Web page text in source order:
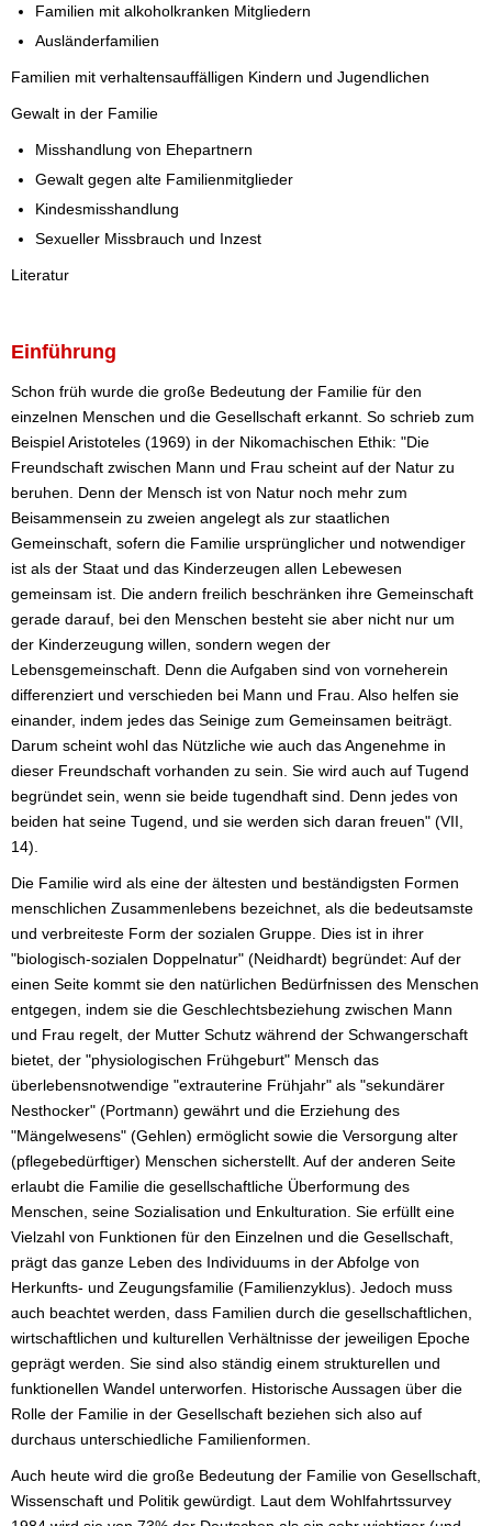
Familien mit alkoholkranken Mitgliedern
Ausländerfamilien
Familien mit verhaltensauffälligen Kindern und Jugendlichen
Gewalt in der Familie
Misshandlung von Ehepartnern
Gewalt gegen alte Familienmitglieder
Kindesmisshandlung
Sexueller Missbrauch und Inzest
Literatur
Einführung
Schon früh wurde die große Bedeutung der Familie für den
einzelnen Menschen und die Gesellschaft erkannt. So schrieb zum
Beispiel Aristoteles (1969) in der Nikomachischen Ethik: "Die
Freundschaft zwischen Mann und Frau scheint auf der Natur zu
beruhen. Denn der Mensch ist von Natur noch mehr zum
Beisammensein zu zweien angelegt als zur staatlichen
Gemeinschaft, sofern die Familie ursprünglicher und notwendiger
ist als der Staat und das Kinderzeugen allen Lebewesen
gemeinsam ist. Die andern freilich beschränken ihre Gemeinschaft
gerade darauf, bei den Menschen besteht sie aber nicht nur um
der Kinderzeugung willen, sondern wegen der
Lebensgemeinschaft. Denn die Aufgaben sind von vorneherein
differenziert und verschieden bei Mann und Frau. Also helfen sie
einander, indem jedes das Seinige zum Gemeinsamen beiträgt.
Darum scheint wohl das Nützliche wie auch das Angenehme in
dieser Freundschaft vorhanden zu sein. Sie wird auch auf Tugend
begründet sein, wenn sie beide tugendhaft sind. Denn jedes von
beiden hat seine Tugend, und sie werden sich daran freuen" (VII,
14).
Die Familie wird als eine der ältesten und beständigsten Formen
menschlichen Zusammenlebens bezeichnet, als die bedeutsamste
und verbreiteste Form der sozialen Gruppe. Dies ist in ihrer
"biologisch-sozialen Doppelnatur" (Neidhardt) begründet: Auf der
einen Seite kommt sie den natürlichen Bedürfnissen des Menschen
entgegen, indem sie die Geschlechtsbeziehung zwischen Mann
und Frau regelt, der Mutter Schutz während der Schwangerschaft
bietet, der "physiologischen Frühgeburt" Mensch das
überlebensnotwendige "extrauterine Frühjahr" als "sekundärer
Nesthocker" (Portmann) gewährt und die Erziehung des
"Mängelwesens" (Gehlen) ermöglicht sowie die Versorgung alter
(pflegebedürftiger) Menschen sicherstellt. Auf der anderen Seite
erlaubt die Familie die gesellschaftliche Überformung des
Menschen, seine Sozialisation und Enkulturation. Sie erfüllt eine
Vielzahl von Funktionen für den Einzelnen und die Gesellschaft,
prägt das ganze Leben des Individuums in der Abfolge von
Herkunfts- und Zeugungsfamilie (Familienzyklus). Jedoch muss
auch beachtet werden, dass Familien durch die gesellschaftlichen,
wirtschaftlichen und kulturellen Verhältnisse der jeweiligen Epoche
geprägt werden. Sie sind also ständig einem strukturellen und
funktionellen Wandel unterworfen. Historische Aussagen über die
Rolle der Familie in der Gesellschaft beziehen sich also auf
durchaus unterschiedliche Familienformen.
Auch heute wird die große Bedeutung der Familie von Gesellschaft,
Wissenschaft und Politik gewürdigt. Laut dem Wohlfahrtssurvey